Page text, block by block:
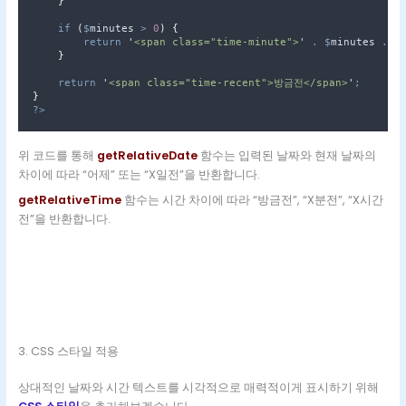
if ( $minutes > 0 )
{
return
' <span class="time-minute"> ' . $minutes .
}
return ' <span class="time-recent">방금전</span> ' ;
}
?>
위 코드를 통해 getRelativeDate함수는 입력된 날짜와 현재 날짜의
차이에 따라 “어제” 또는 “X일전”을 반환합니다.
getRelativeTime함수는 시간 차이에 따라 “방금전”, “X분전”, “X시간
전”을 반환합니다.
3. CSS 스타일 적용
상대적인 날짜와 시간 텍스트를 시각적으로 매력적이게 표시하기 위해